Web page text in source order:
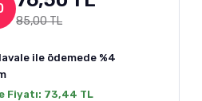
85,00 TL
ile ödemede %4
Fiyatı: 73,44 TL